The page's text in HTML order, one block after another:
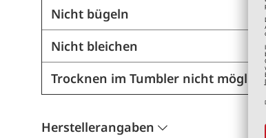
Nicht bügeln
Nicht bleichen
Trocknen im Tumbler nicht möglich
Herstellerangaben